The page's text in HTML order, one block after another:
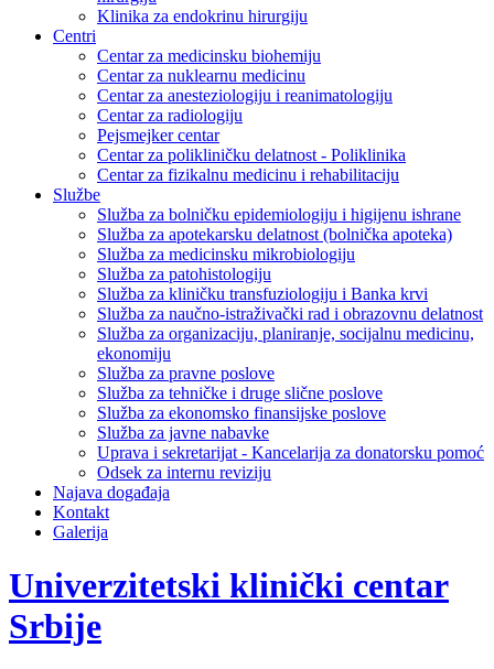
Klinika za endokrinu hirurgiju
Centri
Centar za medicinsku biohemiju
Centar za nuklearnu medicinu
Centar za anesteziologiju i reanimatologiju
Centar za radiologiju
Pejsmejker centar
Centar za polikliničku delatnost - Poliklinika
Centar za fizikalnu medicinu i rehabilitaciju
Službe
Služba za bolničku epidemiologiju i higijenu ishrane
Služba za apotekarsku delatnost (bolnička apoteka)
Služba za medicinsku mikrobiologiju
Služba za patohistologiju
Služba za kliničku transfuziologiju i Banka krvi
Služba za naučno-istraživački rad i obrazovnu delatnost
Služba za organizaciju, planiranje, socijalnu medicinu,
ekonomiju
Služba za pravne poslove
Služba za tehničke i druge slične poslove
Služba za ekonomsko finansijske poslove
Služba za javne nabavke
Uprava i sekretarijat - Kancelarija za donatorsku pomoć
Odsek za internu reviziju
Najava događaja
Kontakt
Galerija
Univerzitetski klinički centar
Srbije